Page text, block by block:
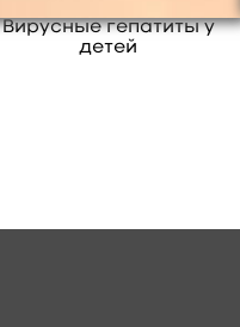
Вирусные гепатиты у
детей